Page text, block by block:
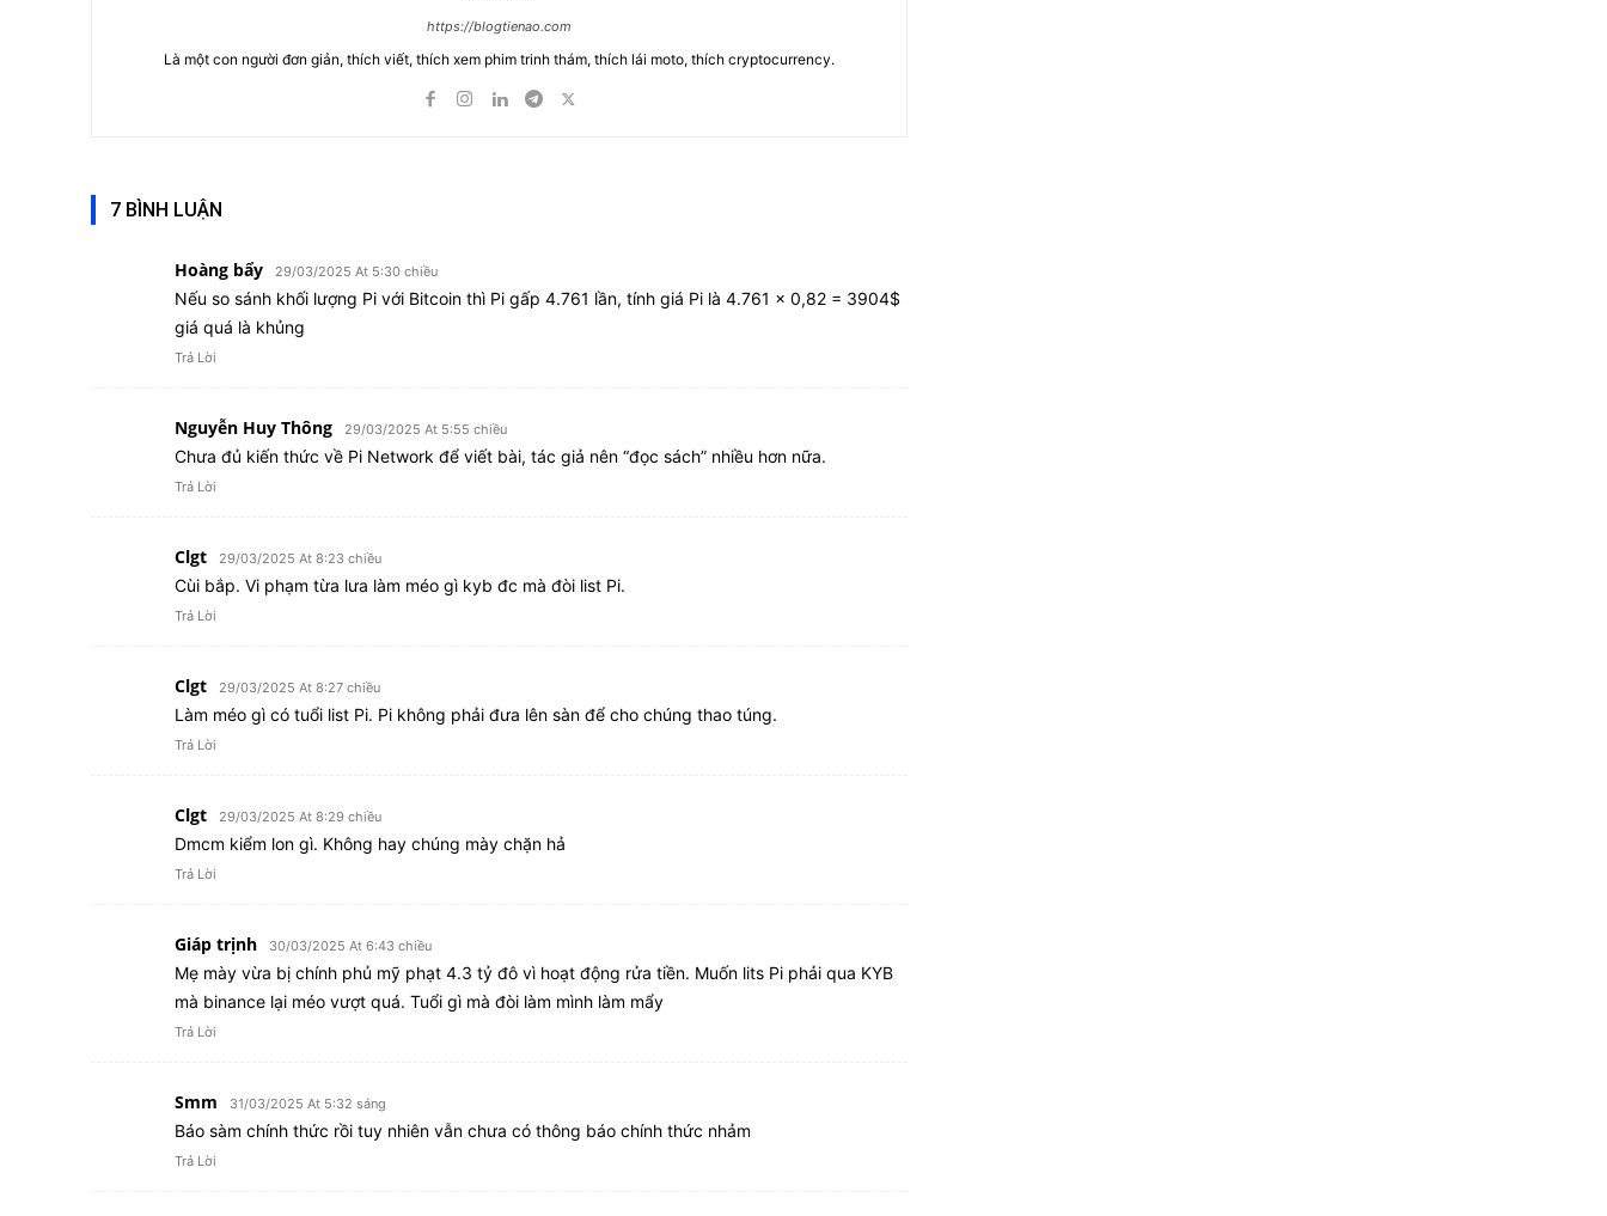
https://blogtienao.com
Là một con người đơn giản, thích viết, thích xem phim trinh thám, thích lái moto, thích cryptocurrency.
7 BÌNH LUẬN
Hoàng bẩy 29/03/2025 At 5:30 chiều
Nếu so sánh khối lượng Pi với Bitcoin thì Pi gấp 4.761 lần, tính giá Pi là 4.761 x 0,82 = 3904$
giá quá là khủng
Trả Lời
Nguyễn Huy Thông 29/03/2025 At 5:55 chiều
Chưa đủ kiến thức về Pi Network để viết bài, tác giả nên “đọc sách” nhiều hơn nữa.
Trả Lời
Clgt 29/03/2025 At 8:23 chiều
Cùi bắp. Vi phạm từa lưa làm méo gì kyb đc mà đòi list Pi.
Trả Lời
Clgt 29/03/2025 At 8:27 chiều
Làm méo gì có tuổi list Pi. Pi không phải đưa lên sàn để cho chúng thao túng.
Trả Lời
Clgt 29/03/2025 At 8:29 chiều
Dmcm kiểm lon gì. Không hay chúng mày chặn hả
Trả Lời
Giáp trịnh 30/03/2025 At 6:43 chiều
Mẹ mày vừa bị chính phủ mỹ phạt 4.3 tỷ đô vì hoạt động rửa tiền. Muốn lits Pi phải qua KYB
mà binance lại méo vượt quá. Tuổi gì mà đòi làm mình làm mẩy
Trả Lời
Smm 31/03/2025 At 5:32 sáng
Báo sàm chính thức rồi tuy nhiên vẫn chưa có thông báo chính thức nhảm
Trả Lời